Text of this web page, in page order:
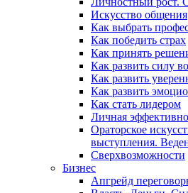
Искусство общения
Как выбрать
Как победить страх
Как принять
Как развить силу
Как развить
Как развить
Как стать лидером
Личная
Ораторское
выступления.
Сверхвозможности
Бизнес
Апгрейд